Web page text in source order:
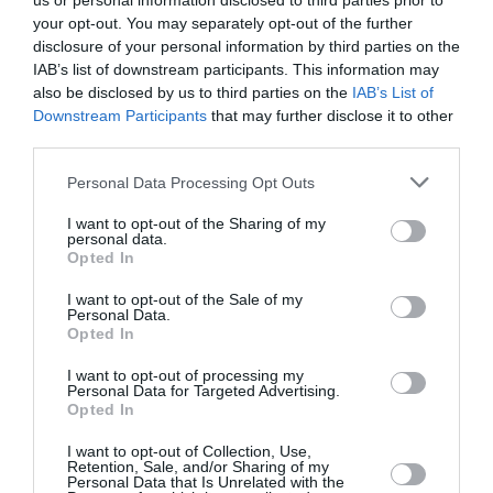
your opt-out. You may separately opt-out of the further
disclosure of your personal information by third parties on the
IAB’s list of downstream participants. This information may
also be disclosed by us to third parties on the IAB’s List of
Downstream Participants that may further disclose it to other
Personal Data Processing Opt Outs
I want to opt-out of the Sharing of my
personal data.
Opted In
I want to opt-out of the Sale of my
Personal Data.
Opted In
I want to opt-out of processing my
Personal Data for Targeted Advertising.
Opted In
I want to opt-out of Collection, Use,
Retention, Sale, and/or Sharing of my
Personal Data that Is Unrelated with the
Πληροφορίες: 210 3412313
Ακολουθήστε το Culturenow.gr στοGoogle Newsκαι
Δείτε όλα τατελευταία νέαγια την Τέχνη και τον
Πολιτισμό στο
Culturenow.gr
Νέοι Διαγωνισμοί
Tags
ΒΛΑΝΤΙΜΙΡ ΜΑΓΙΑΚΟΦΣΚΙ ΚΩΜΩΔΙΑ
Κάθε βδομάδα στο e-mail σας τα τελευταία νέα για
την Τέχνη και τον Πολιτισμό!